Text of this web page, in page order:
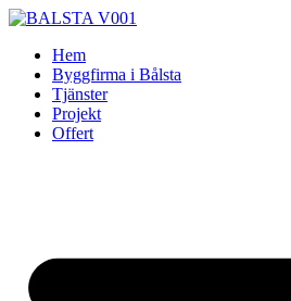
Skip
contentHem
Byggfirma i Bålsta
Tjänster
Projekt
Offert